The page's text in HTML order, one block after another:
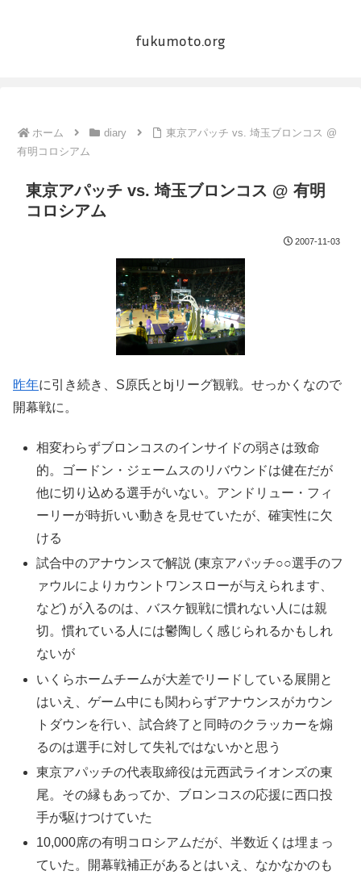
fukumoto.org
ホーム diary
東京アパッチ vs. 埼玉ブロンコス @
有明コロシアム
東京アパッチ vs. 埼玉ブロンコス @ 有明
コロシアム
2007-11-03
昨年に引き続き、S原氏とbjリーグ観戦。せっかくなので
開幕戦に。
相変わらずブロンコスのインサイドの弱さは致命
的。ゴードン・ジェームスのリバウンドは健在だが
他に切り込める選手がいない。アンドリュー・フィ
ーリーが時折いい動きを見せていたが、確実性に欠
ける
試合中のアナウンスで解説 (東京アパッチ○○選手のフ
ァウルによりカウントワンスローが与えられます、
など) が入るのは、バスケ観戦に慣れない人には親
切。慣れている人には鬱陶しく感じられるかもしれ
ないが
いくらホームチームが大差でリードしている展開と
はいえ、ゲーム中にも関わらずアナウンスがカウン
トダウンを行い、試合終了と同時のクラッカーを煽
るのは選手に対して失礼ではないかと思う
東京アパッチの代表取締役は元西武ライオンズの東
尾。その縁もあってか、ブロンコスの応援に西口投
手が駆けつけていた
10,000席の有明コロシアムだが、半数近くは埋まっ
ていた。開幕戦補正があるとはいえ、なかなかのも